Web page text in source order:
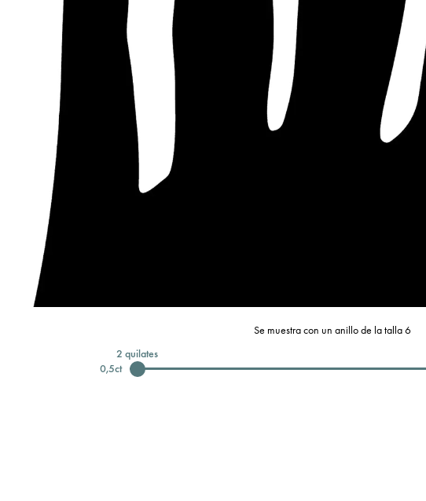
Se muestra con un anillo de la talla 6
0,5ct
2 quilates